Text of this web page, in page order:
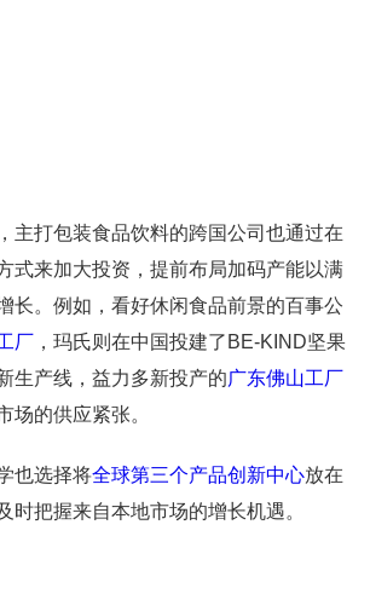
主打包装食品饮料的跨国公司也通过在
式来加大投资，提前布局加码产能以满
长。例如，看好休闲食品前景的百事公
厂 ，玛氏则在中国投建了BE-KIND坚果
生产线，益力多新投产的广东佛山工厂
场的供应紧张。
也选择将全球第三个产品创新中心放在
时把握来自本地市场的增长机遇。